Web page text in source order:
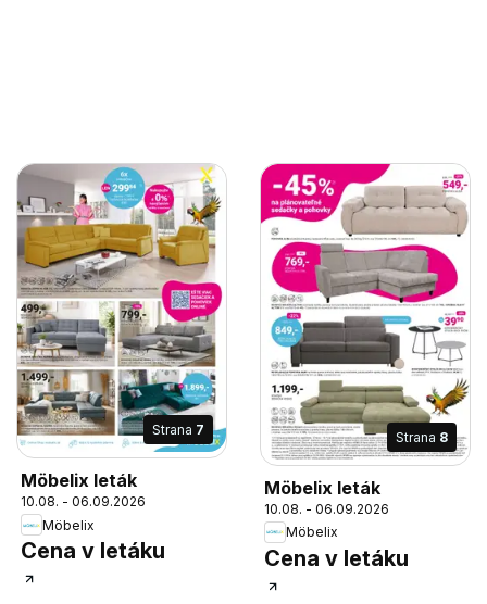
Strana 7
Möbelix leták
10.08. - 06.09.2026
Möbelix
Cena v letáku
Strana 8
Möbelix leták
10.08. - 06.09.2026
Möbelix
Cena v letáku